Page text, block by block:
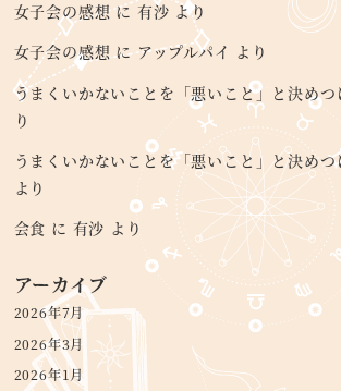
女子会の感想に 有沙 より
女子会の感想にアップルパイ より
うまくいかないことを「悪いこと」と決めつ
り
うまくいかないことを「悪いこと」と決めつ
より
会食 に 有沙 より
アーカイブ
2026年7月
2026年3月
2026年1月